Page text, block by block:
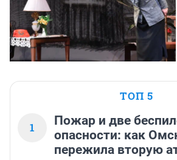
ТОП 5
1
Пожар и две
опасности: как
пережила вторую